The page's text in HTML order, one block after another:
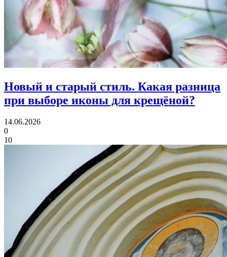
Новый и старый стиль. Какая разница
при выборе иконы для крещёной?
14.06.2026
0
10